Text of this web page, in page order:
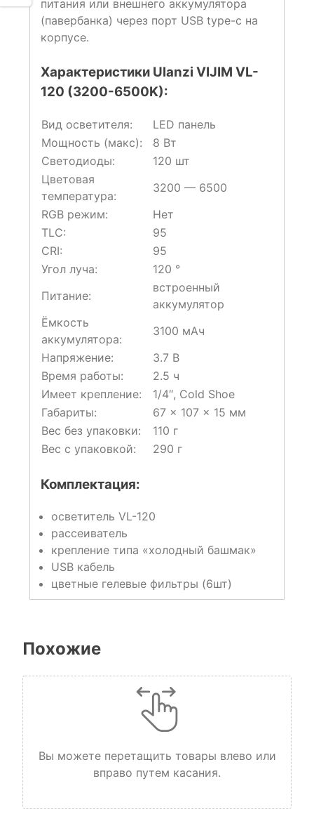
питания или внешнего аккумулятора
(павербанка) через порт USB type-c на
корпусе.
Характеристики Ulanzi VIJIM VL-
120 (3200-6500K):
Вид осветителя:
LED панель
Мощность (макс):
8 Вт
Светодиоды:
120 шт
Цветовая
температура:
3200 — 6500
RGB режим:
Нет
TLC:
95
CRI:
95
Угол луча:
120 °
Питание:
встроенный
аккумулятор
Ёмкость
аккумулятора:
3100 мАч
Напряжение:
3.7 В
Время работы:
2.5 ч
Имеет крепление:
1/4″, Cold Shoe
Габариты:
67 × 107 × 15 мм
Вес без упаковки:
110 г
Вес с упаковкой:
290 г
Комплектация:
осветитель VL-120
рассеиватель
крепление типа «холодный башмак»
USB кабель
цветные гелевые фильтры (6шт)
Похожие
Вы можете перетащить товары влево или
вправо путем касания.